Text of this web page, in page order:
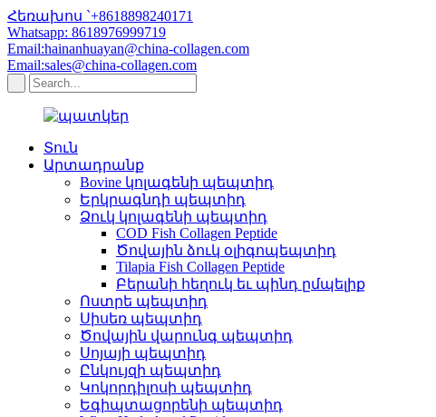
Հեռախոս `+8618898240171
Whatsapp: 8618976999719
Email:hainanhuayan@china-collagen.com
Email:sales@china-collagen.com
Տուն
Արտադրանք
Bovine կոլագենի պեպտիդ
Երկրագնդի պեպտիդ
Ձուկ կոլագենի պեպտիդ
COD Fish Collagen Peptide
Ծովային ձուկ օլիգոպեպտիդ
Tilapia Fish Collagen Peptide
Բերանի հեղուկ եւ պինդ ըմպելիք
Ոստրե պեպտիդ
Սիսեռ պեպտիդ
Ծովային վարունգ պեպտիդ
Սոյայի պեպտիդ
Ընկույզի պեպտիդ
Կոկորդիլոսի պեպտիդ
Եգիպտացորենի պեպտիդ